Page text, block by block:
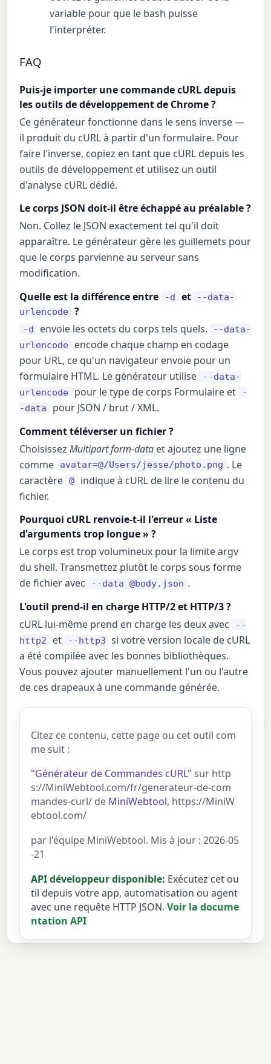
variable pour que le bash puisse
l'interpréter.
FAQ
Puis-je importer une commande cURL depuis
les outils de développement de Chrome ?
Ce générateur fonctionne dans le sens inverse —
il produit du cURL à partir d'un formulaire. Pour
faire l'inverse, copiez en tant que cURL depuis les
outils de développement et utilisez un outil
d'analyse cURL dédié.
Le corps JSON doit-il être échappé au préalable ?
Non. Collez le JSON exactement tel qu'il doit
apparaître. Le générateur gère les guillemets pour
que le corps parvienne au serveur sans
modification.
Quelle est la différence entre
-d et
--data-
urlencode ?
-d envoie les octets du corps tels quels.
--data-
urlencode
encode chaque champ en codage
pour URL, ce qu'un navigateur envoie pour un
formulaire HTML. Le générateur utilise
--data-
urlencode
pour le type de corps Formulaire et
-
-data
pour JSON / brut / XML.
Comment téléverser un fichier ?
ChoisissezMultipart form-data et ajoutez une ligne
comme
avatar=@/Users/jesse/photo.png . Le
caractère @
indique à cURL de lire le contenu du
fichier.
Pourquoi cURL renvoie-t-il l'erreur « Liste
d'arguments trop longue » ?
Le corps est trop volumineux pour la limite argv
du shell. Transmettez plutôt le corps sous forme
de fichier avec
--data @body.json .
L'outil prend-il en charge HTTP/2 et HTTP/3 ?
cURL lui-même prend en charge les deux avec
--
http2
et --http3 si votre version locale de cURL
a été compilée avec les bonnes bibliothèques.
Vous pouvez ajouter manuellement l'un ou l'autre
de ces drapeaux à une commande générée.
Citez ce contenu, cette page ou cet outil com
me suit :
"Générateur de Commandes cURL" sur http
s://MiniWebtool.com/fr/generateur-de-com
mandes-curl/ de MiniWebtool, https://MiniW
ebtool.com/
par l'équipe MiniWebtool. Mis à jour : 2026-05
-21
API développeur disponible: Exécutez cet ou
til depuis votre app, automatisation ou agent
avec une requête HTTP JSON. Voir la docume
ntation API